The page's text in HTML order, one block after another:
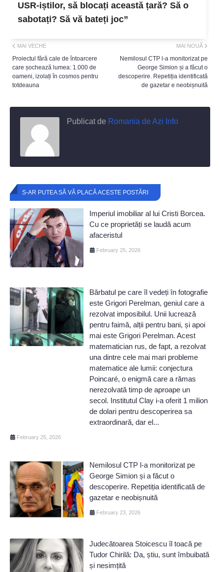
USR-iștilor, să blocați această țară? Să o
sabotați? Să vă bateți joc”
MAI NOUĂ
Nemilosul CTP l-a monitorizat pe
George Simion și a făcut o
descoperire. Repetiția identificată
de gazetar e neobișnuită
MAI VECHE
Proiectul fără cale de întoarcere
care șochează lumea: 1.000 de
oameni, izolați în cosmos pentru
totdeauna
Publicat de Romania de Azi Info
S-AR PUTEA SĂ VĂ PLACĂ ACESTE POSTĂRI
Imperiul imobiliar al lui Cristi Borcea.
Cu ce proprietăți se laudă acum
afaceristul
February 25, 2026
Bărbatul pe care îl vedeți în fotografie
este Grigori Perelman, geniul care a
rezolvat imposibilul. Unii lucrează
pentru faimă, alții pentru bani, și apoi
mai este Grigori Perelman. Acest
matematician rus, de fapt, a rezolvat
una dintre cele mai mari probleme
matematice ale lumii: conjectura
Poincaré, o enigmă care a rămas
nerezolvată timp de aproape un
secol. Institutul Clay i-a oferit 1 milion
de dolari pentru descoperirea sa
extraordinară, dar el...
February 25, 2026
Nemilosul CTP l-a monitorizat pe
George Simion și a făcut o
descoperire. Repetiția identificată de
gazetar e neobișnuită
February 23, 2026
Judecătoarea Stoicescu îl toacă pe
Tudor Chirilă: Da, știu, sunt îmbuibată
și nesimțită